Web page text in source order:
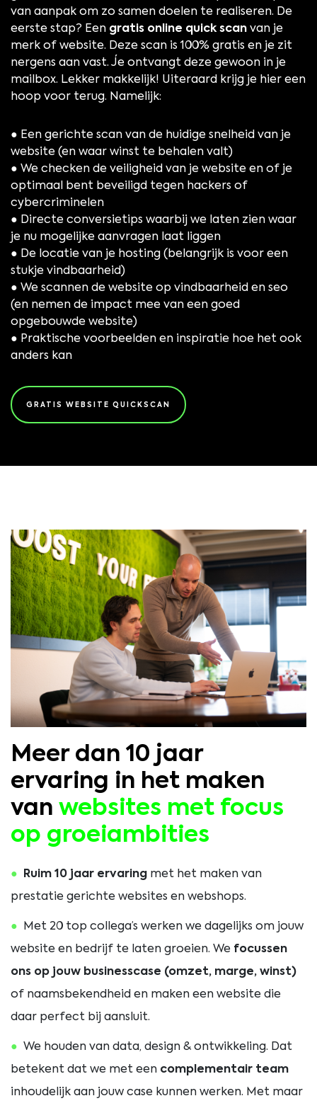
van aanpak om zo samen doelen te realiseren. De
eerste stap? Een gratis online quick scan van je
merk of website. Deze scan is 100% gratis en je zit
nergens aan vast. Je ontvangt deze gewoon in je
mailbox. Lekker makkelijk! Uiteraard krijg je hier een
hoop voor terug. Namelijk:
● Een gerichte scan van de huidige snelheid van je
website (en waar winst te behalen valt)
● We checken de veiligheid van je website en of je
optimaal bent beveiligd tegen hackers of
cybercriminelen
● Directe conversietips waarbij we laten zien waar
je nu mogelijke aanvragen laat liggen
● De locatie van je hosting (belangrijk is voor een
stukje vindbaarheid)
● We scannen de website op vindbaarheid en seo
(en nemen de impact mee van een goed
opgebouwde website)
● Praktische voorbeelden en inspiratie hoe het ook
anders kan
GRATIS WEBSITE QUICKSCAN
Meer dan 10 jaar
ervaring in het maken
van websites met focus
op groeiambities
Ruim 10 jaar ervaring met het maken van
prestatie gerichte websites en webshops.
Met 20 top collega’s werken we dagelijks om jouw
website en bedrijf te laten groeien. We focussen
ons op jouw businesscase (omzet, marge, winst)
of naamsbekendheid en maken een website die
daar perfect bij aansluit.
We houden van data, design & ontwikkeling. Dat
betekent dat we met een complementair team
inhoudelijk aan jouw case kunnen werken. Met maar